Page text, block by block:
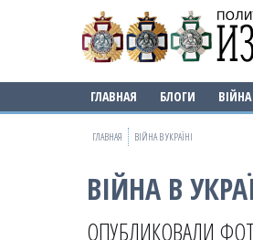
ГЛАВНАЯ БЛОГИ
ГЛАВНАЯ ВІЙНА В УКРАЇНІ
ВІЙНА В
ОПУБЛИКОВАЛИ